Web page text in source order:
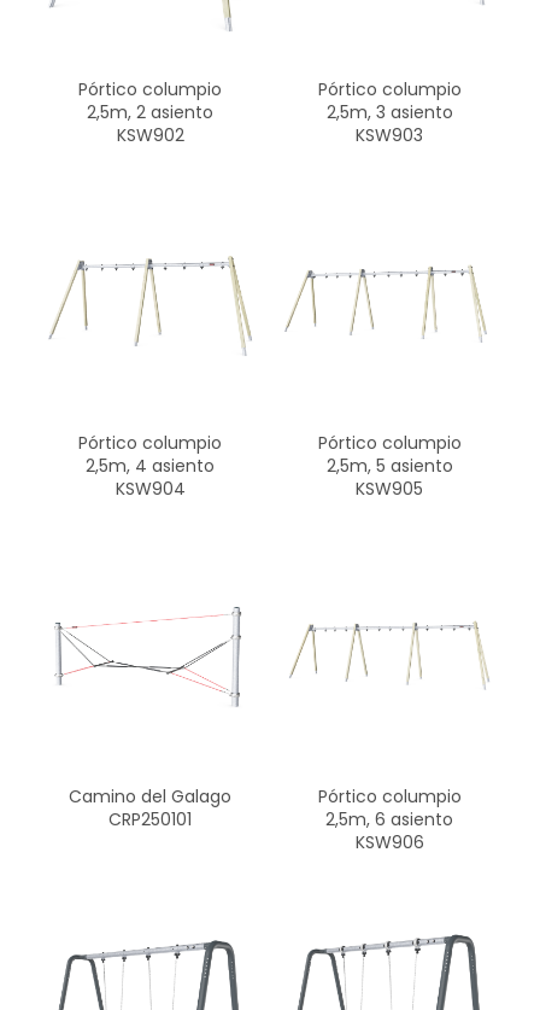
Pórtico columpio
2,5m, 2 asiento
KSW902
Pórtico columpio
2,5m, 3 asiento
KSW903
Pórtico columpio
2,5m, 4 asiento
KSW904
Pórtico columpio
2,5m, 5 asiento
KSW905
Camino del Galago
CRP250101
Pórtico columpio
2,5m, 6 asiento
KSW906